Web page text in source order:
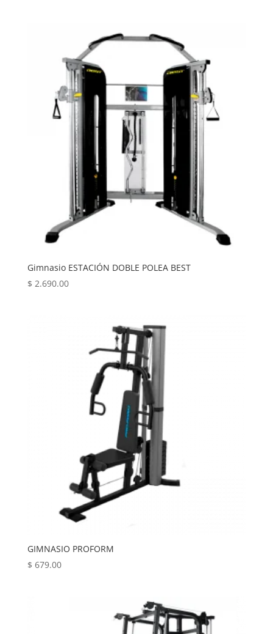
Gimnasio ESTACIÓN DOBLE POLEA BEST
$ 2.690.00
GIMNASIO PROFORM
$ 679.00